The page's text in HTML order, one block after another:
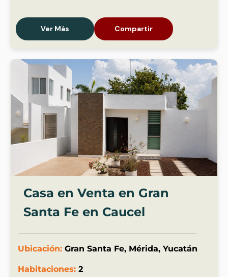
Ver Más Compartir
Casa en Venta en Gran
Santa Fe en Caucel
Ubicación: Gran Santa Fe, Mérida, Yucatán
Habitaciones: 2